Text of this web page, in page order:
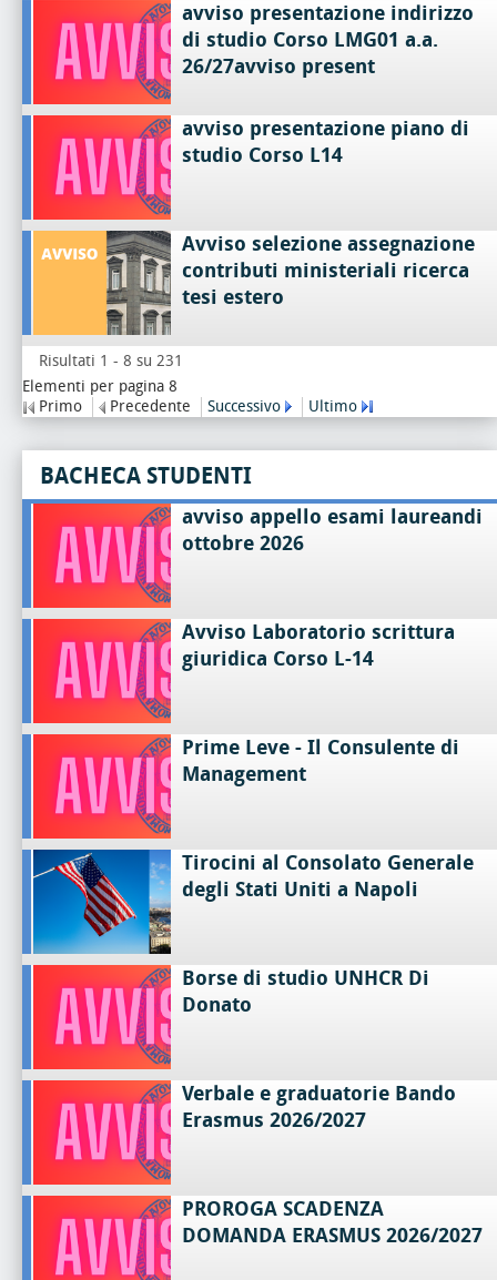
avviso presentazione indirizzo
di studio Corso LMG01 a.a.
26/27avviso present
avviso presentazione piano di
studio Corso L14
Avviso selezione assegnazione
contributi ministeriali ricerca
tesi estero
Risultati 1 - 8 su 231
Elementi per pagina 8
Primo
Precedente Successivo Ultimo
BACHECA STUDENTI
avviso appello esami laureandi
ottobre 2026
Avviso Laboratorio scrittura
giuridica Corso L-14
Prime Leve - Il Consulente di
Management
Tirocini al Consolato Generale
degli Stati Uniti a Napoli
Borse di studio UNHCR Di
Donato
Verbale e graduatorie Bando
Erasmus 2026/2027
PROROGA SCADENZA
DOMANDA ERASMUS 2026/2027